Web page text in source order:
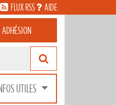
FLUX RSS AIDE
ADHÉSION
UTILES